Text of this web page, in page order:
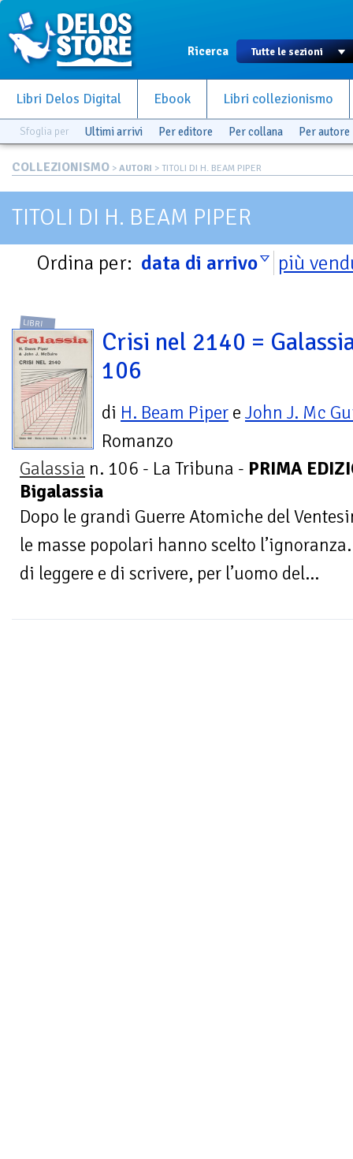
Ricerca
Libri Delos Digital Ebook Libri collezionismo
Sfoglia per Ultimi arrivi Per editore Per collana Per autore
COLLEZIONISMO > AUTORI > TITOLI DI H. BEAM PIPER
TITOLI DI H. BEAM PIPER
Ordina per: data di arrivo più
LIBRI
Crisi nel 2140 =
106
di H. Beam Piper e John J. Mc
Romanzo
Galassia n. 106 - La Tribuna - PRIMA
Bigalassia
Dopo le grandi Guerre Atomiche del
le masse popolari hanno scelto
di leggere e di scrivere, per l’uomo del...